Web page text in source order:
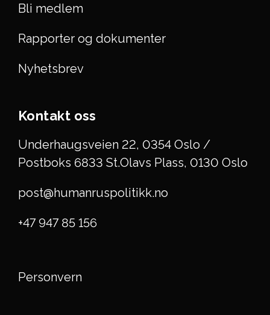
Bli medlem
Rapporter og dokumenter
Nyhetsbrev
Kontakt oss
Underhaugsveien 22, 0354 Oslo /
Postboks 6833 St.Olavs Plass, 0130 Oslo
post@humanruspolitikk.no
+47 947 85 156
Personvern